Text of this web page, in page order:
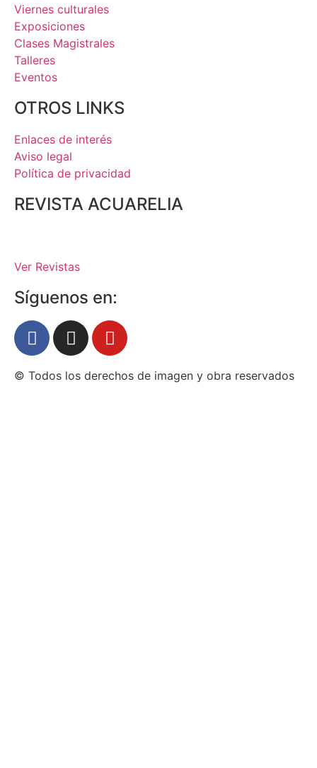
Viernes culturales
Exposiciones
Clases Magistrales
Talleres
Eventos
OTROS LINKS
Enlaces de interés
Aviso legal
Política de privacidad
REVISTA ACUARELIA
Ver Revistas
Síguenos en:
© Todos los derechos de imagen y obra reservados